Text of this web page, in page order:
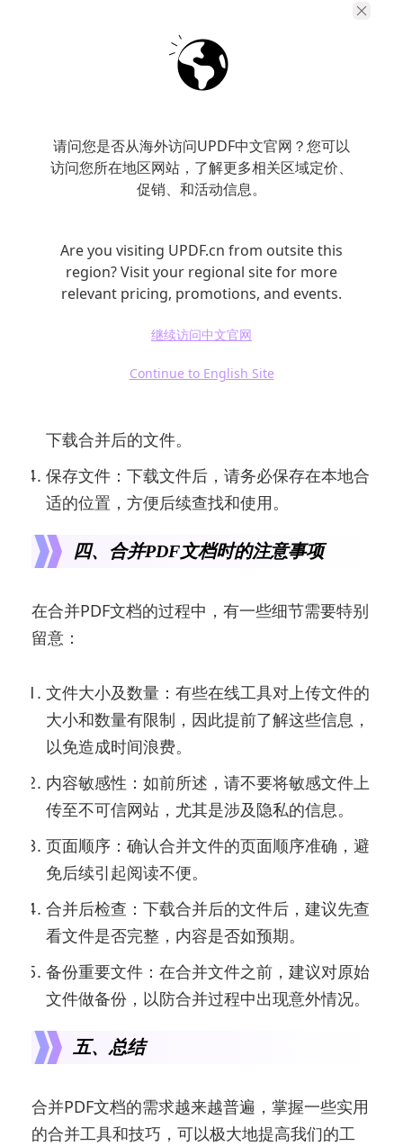
请问您是否从海外访问UPDF中文官网？您可以
访问您所在地区网站，了解更多相关区域定价、
促销、和活动信息。
Are you visiting UPDF.cn from outsite this
region? Visit your regional site for more
relevant pricing, promotions, and events.
继续访问中文官网
Continue to English Site
三、合并PDF文件的步骤
步骤一般都相似：
“拖拽文件”区域。
调整顺序：根据需要，调整文件的合并顺序。
合并文件：点击“合并”按钮，稍等片刻，工具
下载合并后的文件。
保存文件：下载文件后，请务必保存在本地合
适的位置，方便后续查找和使用。
四、合并PDF文档时的注意事项
在合并PDF文档的过程中，有一些细节需要特别
留意：
文件大小及数量：有些在线工具对上传文件的
大小和数量有限制，因此提前了解这些信息，
以免造成时间浪费。
内容敏感性：如前所述，请不要将敏感文件上
传至不可信网站，尤其是涉及隐私的信息。
页面顺序：确认合并文件的页面顺序准确，避
免后续引起阅读不便。
合并后检查：下载合并后的文件后，建议先查
看文件是否完整，内容是否如预期。
备份重要文件：在合并文件之前，建议对原始
文件做备份，以防合并过程中出现意外情况。
五、总结
合并PDF文档的需求越来越普遍，掌握一些实用
的合并工具和技巧，可以极大地提高我们的工